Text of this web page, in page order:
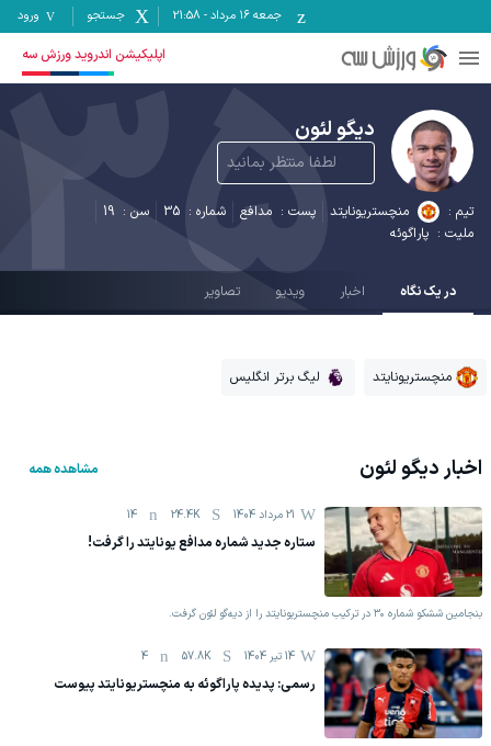
جمعه ۱۶ مرداد -
21:58 جستجو ورود
اپلیکیشن اندروید ورزش سه
دیگو لئون
لطفا منتظر بمانید
تیم : منچستریونایتد پست : مدافع شماره : 35 سن : 19
ملیت : پاراگوئه 35 در یک نگاه اخبار ویدیو تصاویر
منچستریونایتد لیگ برتر انگلیس
اخباردیگو لئون مشاهده همه
21 مرداد 1404 24.4K
14
ستاره جدید شماره مدافع یونایتد را گرفت!
بنجامین ششکو شماره ۳۰ در ترکیب منچستریونایتد را از دیه‌گو لئون گرفت.
14 تیر 1404 57.8K
4
رسمی: پدیده پاراگوئه به منچستریونایتد پیوست